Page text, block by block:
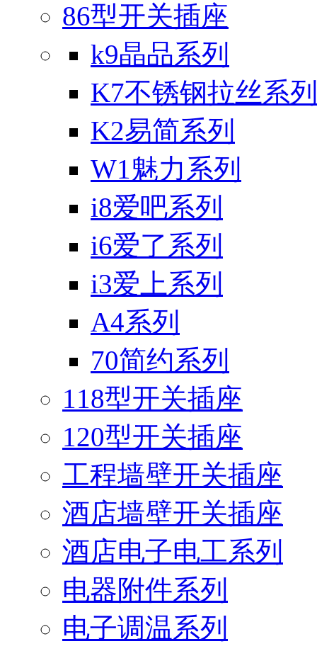
86型开关插座
k9晶品系列
K7不锈钢拉丝系列
K2易简系列
W1魅力系列
i8爱吧系列
i6爱了系列
i3爱上系列
A4系列
70简约系列
118型开关插座
120型开关插座
工程墙壁开关插座
酒店墙壁开关插座
酒店电子电工系列
电器附件系列
电子调温系列